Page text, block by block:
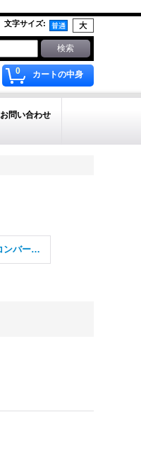
文字サイズ:
0 カートの中身
お問い合わせ
スターウォーズコンバージ4